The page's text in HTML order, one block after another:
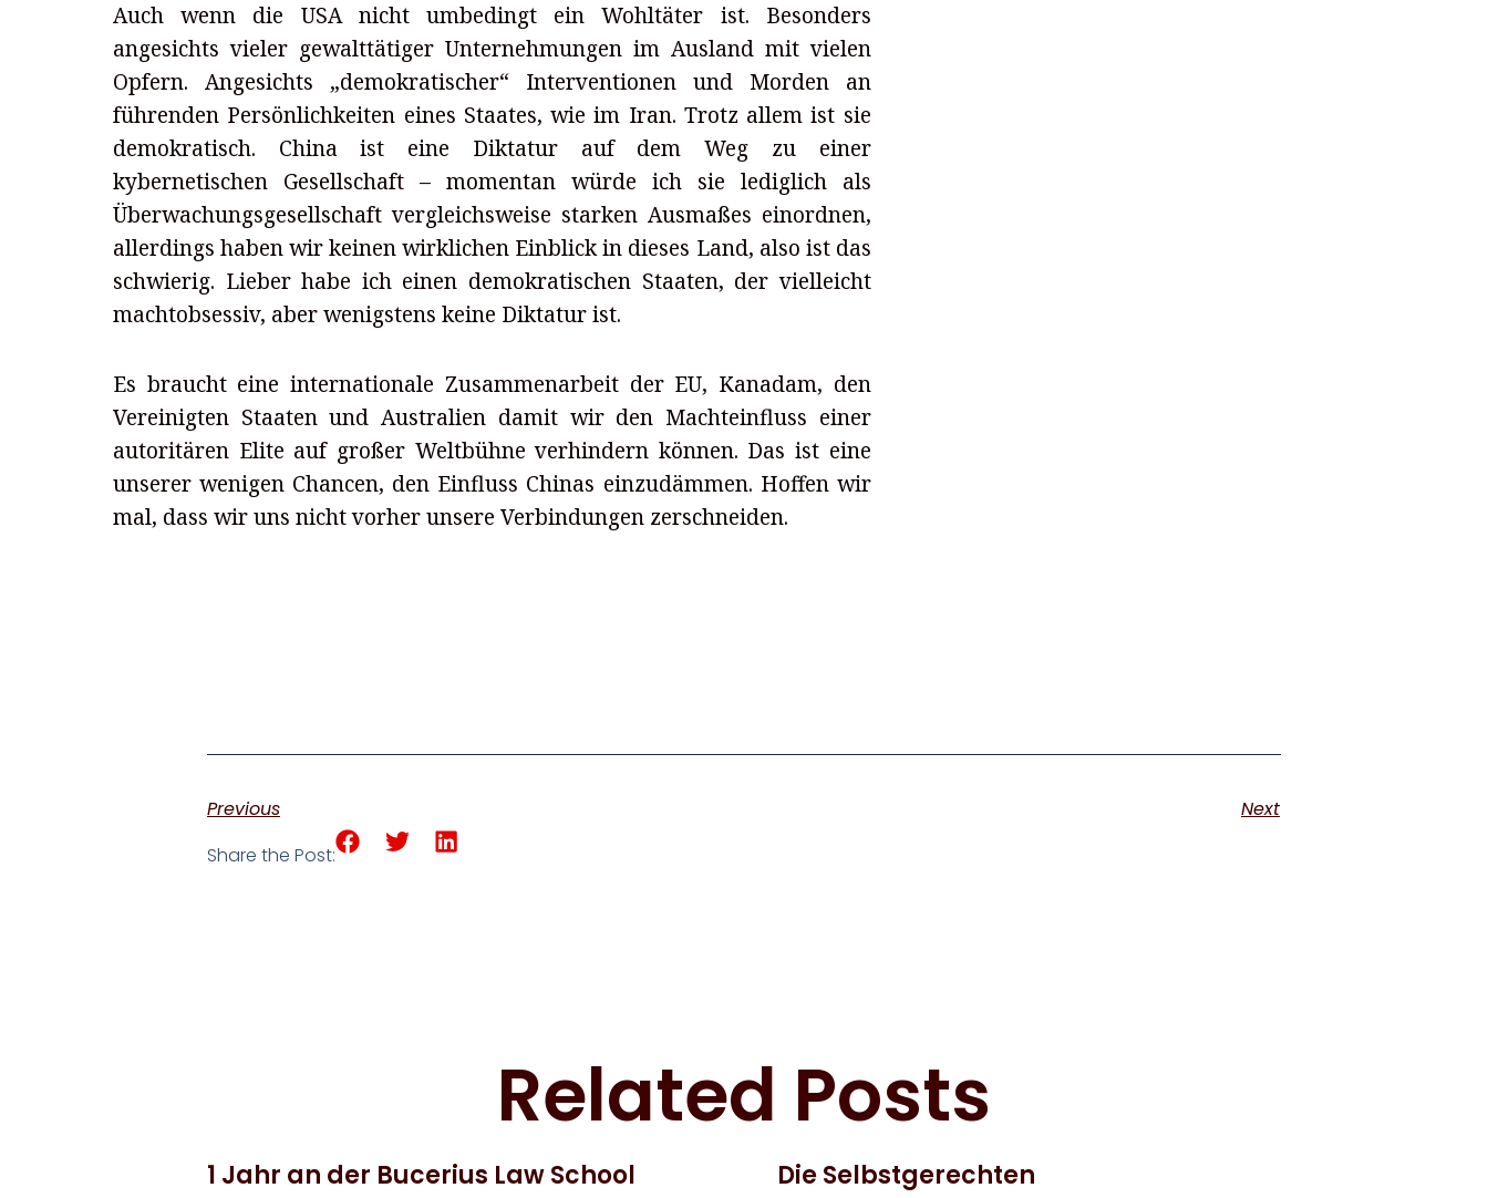
Auch wenn die USA nicht umbedingt ein Wohltäter ist. Besonders
angesichts vieler gewalttätiger Unternehmungen im Ausland mit vielen
Opfern. Angesichts „demokratischer“ Interventionen und Morden an
führenden Persönlichkeiten eines Staates, wie im Iran. Trotz allem ist sie
demokratisch. China ist eine Diktatur auf dem Weg zu einer
kybernetischen Gesellschaft – momentan würde ich sie lediglich als
Überwachungsgesellschaft vergleichsweise starken Ausmaßes einordnen,
allerdings haben wir keinen wirklichen Einblick in dieses Land, also ist das
schwierig. Lieber habe ich einen demokratischen Staaten, der vielleicht
machtobsessiv, aber wenigstens keine Diktatur ist.
Es braucht eine internationale Zusammenarbeit der EU, Kanadam, den
Vereinigten Staaten und Australien damit wir den Machteinfluss einer
autoritären Elite auf großer Weltbühne verhindern können. Das ist eine
unserer wenigen Chancen, den Einfluss Chinas einzudämmen. Hoffen wir
mal, dass wir uns nicht vorher unsere Verbindungen zerschneiden.
Previous
Next
Share the Post:
Related Posts
1 Jahr an der Bucerius Law School Die Selbstgerechten